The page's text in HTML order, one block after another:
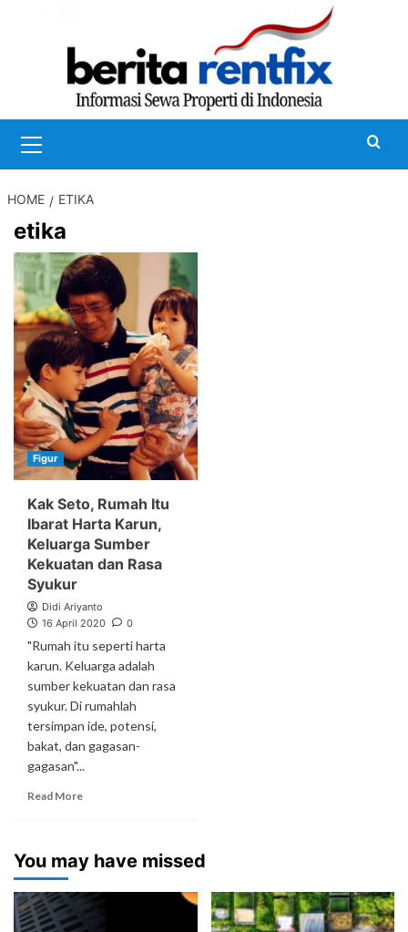
Menu
HOME ETIKA
etika
Figur
Kak Seto, Rumah Itu
Ibarat Harta Karun,
Keluarga Sumber
Kekuatan dan Rasa
Syukur
Didi Ariyanto
16 April 2020
0
"Rumah itu seperti harta
karun. Keluarga adalah
sumber kekuatan dan rasa
syukur. Di rumahlah
tersimpan ide, potensi,
bakat, dan gagasan-
gagasan"...
Read More
You may have missed